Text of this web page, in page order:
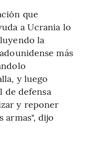
que
a Ucrania lo
la
más
y luego
de defensa
y reponer
armas", dijo